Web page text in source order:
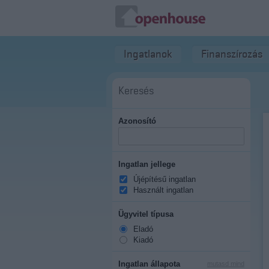
Ingatlanok Finanszírozás
Keresés
Azonosító
Ingatlan jellege
Újépítésű ingatlan
Használt ingatlan
Ügyvitel típusa
Eladó
Kiadó
Ingatlan állapota